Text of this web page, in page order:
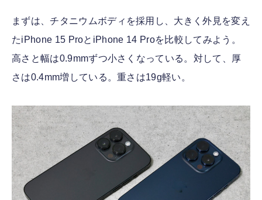
まずは、チタニウムボディを採用し、大きく外見を変え
たiPhone 15 ProとiPhone 14 Proを比較してみよう。
高さと幅は0.9mmずつ小さくなっている。対して、厚
さは0.4mm増している。重さは19g軽い。